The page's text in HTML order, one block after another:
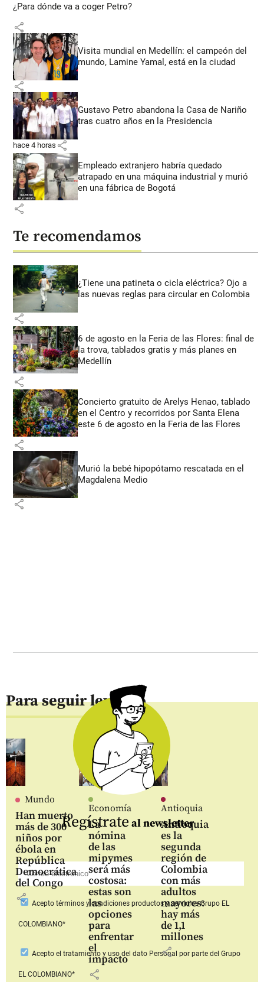
¿Para dónde va a coger Petro?
share
Visita mundial en Medellín: el campeón del
mundo, Lamine Yamal, está en la ciudad
share
Gustavo Petro abandona la Casa de Nariño
tras cuatro años en la Presidencia
hace 4 horas share
Empleado extranjero habría quedado
atrapado en una máquina industrial y murió
en una fábrica de Bogotá
share
Te recomendamos
¿Tiene una patineta o cicla eléctrica? Ojo a
las nuevas reglas para circular en Colombia
share
6 de agosto en la Feria de las Flores: final de
la trova, tablados gratis y más planes en
Medellín
share
Concierto gratuito de Arelys Henao, tablado
en el Centro y recorridos por Santa Elena
este 6 de agosto en la Feria de las Flores
share
Murió la bebé hipopótamo rescatada en el
Magdalena Medio
share
Para seguir leyendo
Mundo
Han muerto
más de 300
niños por
ébola en
República
Democrática
del Congo
share
Economía
La
nómina
de las
mipymes
será más
costosa:
estas son
las
opciones
para
enfrentar
el
impacto
share
Antioquia
Antioquia
es la
segunda
región de
Colombia
con más
adultos
mayores:
hay más
de 1,1
millones
share
Regístrate al newsletter
Aceptotérminos y condiciones productos y serviciosGrupo EL
COLOMBIANO*
Acepto el tratamiento y uso del dato Personal por parte del Grupo
EL COLOMBIANO*